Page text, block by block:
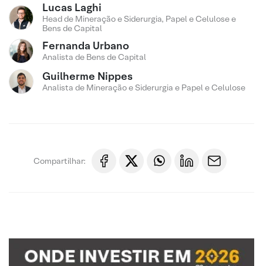
Lucas Laghi
Head de Mineração e Siderurgia, Papel e Celulose e
Bens de Capital
Fernanda Urbano
Analista de Bens de Capital
Guilherme Nippes
Analista de Mineração e Siderurgia e Papel e Celulose
Compartilhar: